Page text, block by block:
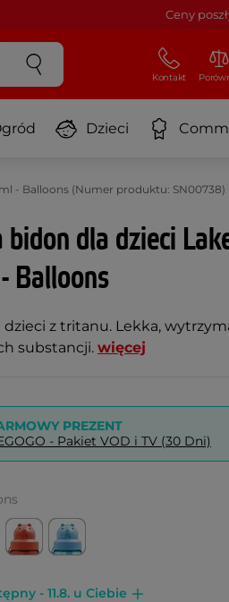
Ceny
Kontakt
Dzieci
- Balloons (Numer produktu: SN00738)
dla dzieci
Balloons
z tritanu. Lekka,
substancji. więcej
PREZENT
- Pakiet VOD i TV (30 Dni)
- 11.8. u Ciebie